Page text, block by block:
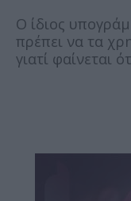
Ο ίδιος
πρέπει να τα
γιατί φαίνεται